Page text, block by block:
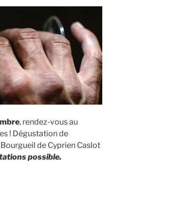
, rendez-vous au
! Dégustation de
de Cyprien Caslot
possible.